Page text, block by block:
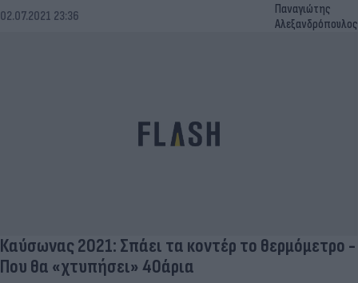
02.07.2021 23:36
Παναγιώτης
Αλεξανδρόπουλος
Καύσωνας 2021: Σπάει τα κοντέρ το θερμόμετρο -
Που θα «χτυπήσει» 40άρια